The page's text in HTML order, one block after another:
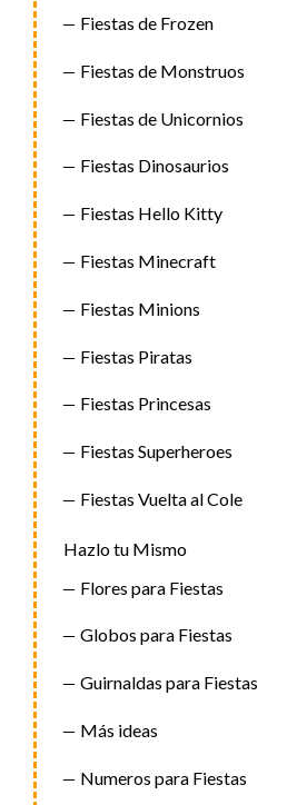
Fiestas de Frozen
Fiestas de Monstruos
Fiestas de Unicornios
Fiestas Dinosaurios
Fiestas Hello Kitty
Fiestas Minecraft
Fiestas Minions
Fiestas Piratas
Fiestas Princesas
Fiestas Superheroes
Fiestas Vuelta al Cole
Hazlo tu Mismo
Flores para Fiestas
Globos para Fiestas
Guirnaldas para Fiestas
Más ideas
Numeros para Fiestas